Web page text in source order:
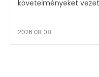
2026.08.08.